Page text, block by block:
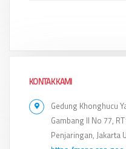
KONTAK KAMI
Gedung Khonghucu
Gambang II No 77,
Penjaringan, Jakarta